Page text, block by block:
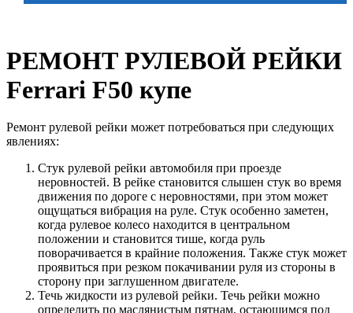
РЕМОНТ РУЛЕВОЙ РЕЙКИ
Ferrari F50 купе
Ремонт рулевой рейки может потребоваться при следующих
явлениях:
Стук рулевой рейки автомобиля при проезде
неровностей. В рейке становится слышен стук во время
движения по дороге с неровностями, при этом может
ощущаться вибрация на руле. Стук особенно заметен,
когда рулевое колесо находится в центральном
положении и становится тише, когда руль
поворачивается в крайние положения. Также стук может
проявиться при резком покачивании руля из стороны в
сторону при заглушенном двигателе.
Течь жидкости из рулевой рейки. Течь рейки можно
определить по маслянистым пятнам, остающимся под